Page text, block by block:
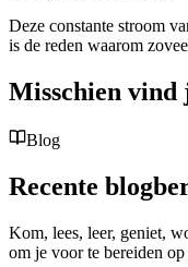
Deze constante stroom
is de reden waarom
Misschien vind
Blog
Recente
Kom, lees, leer, geniet,
om je voor te bereiden